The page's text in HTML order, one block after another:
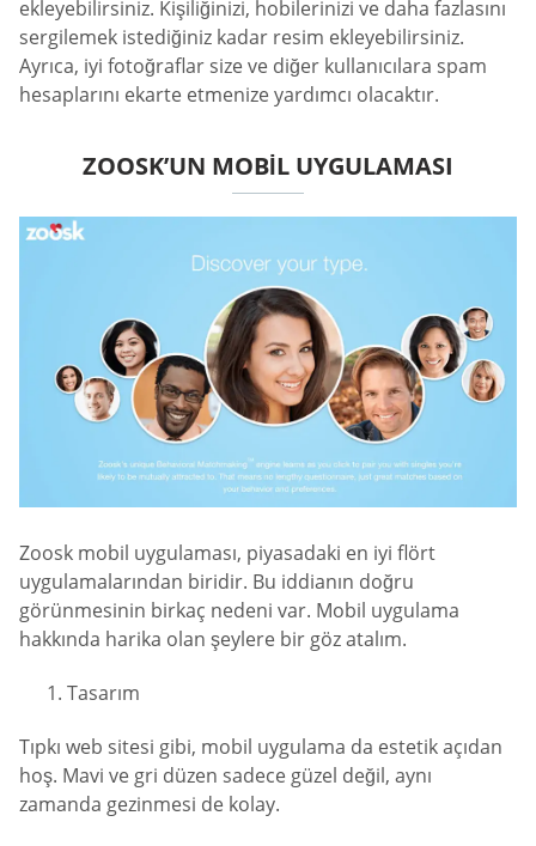
ekleyebilirsiniz. Kişiliğinizi, hobilerinizi ve daha fazlasını
sergilemek istediğiniz kadar resim ekleyebilirsiniz.
Ayrıca, iyi fotoğraflar size ve diğer kullanıcılara spam
hesaplarını ekarte etmenize yardımcı olacaktır.
ZOOSK’UN MOBIL UYGULAMASI
Zoosk mobil uygulaması, piyasadaki en iyi flört
uygulamalarından biridir. Bu iddianın doğru
görünmesinin birkaç nedeni var. Mobil uygulama
hakkında harika olan şeylere bir göz atalım.
Tasarım
Tıpkı web sitesi gibi, mobil uygulama da estetik açıdan
hoş. Mavi ve gri düzen sadece güzel değil, aynı
zamanda gezinmesi de kolay.